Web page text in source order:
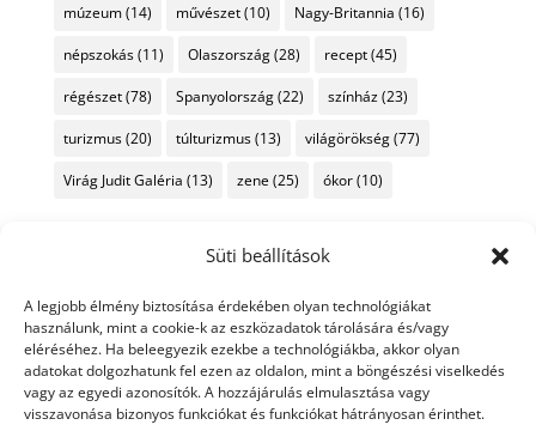
Süti beállítások
A legjobb élmény biztosítása érdekében olyan technológiákat
használunk, mint a cookie-k az eszközadatok tárolására és/vagy
eléréséhez. Ha beleegyezik ezekbe a technológiákba, akkor olyan
adatokat dolgozhatunk fel ezen az oldalon, mint a böngészési viselkedés
vagy az egyedi azonosítók. A hozzájárulás elmulasztása vagy
visszavonása bizonyos funkciókat és funkciókat hátrányosan érinthet.
múzeum(14) művészet(10) Nagy-Britannia (16)
népszokás(11) Olaszország(28) recept(45)
régészet(78) Spanyolország(22) színház(23)
turizmus(20) túlturizmus(13) világörökség(77)
Virág Judit Galéria (13) zene (25) ókor(10)